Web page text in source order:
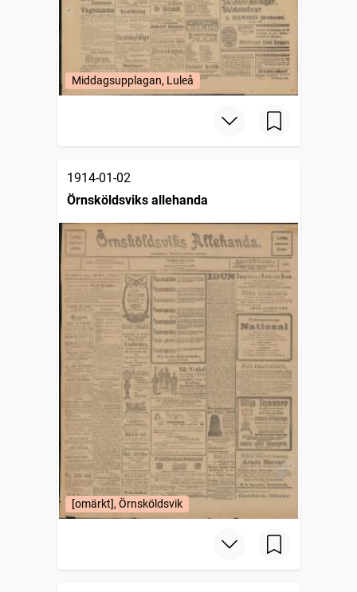
Middagsupplagan, Luleå
1914-01-02
Örnsköldsviks allehanda
[omärkt], Örnsköldsvik